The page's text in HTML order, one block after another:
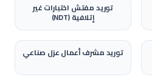
توريدمفتش اختبارات غير
إتلافية (NDT)
توريدمشرف أعمال عزل صناعي